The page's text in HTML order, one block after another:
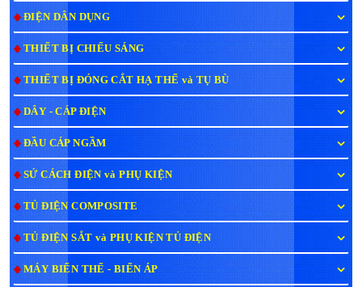
ĐIỆN DÂN DỤNG
THIẾT BỊ CHIẾU SÁNG
THIẾT BỊ ĐÓNG CẮT HẠ THẾ và TỤ BÙ
DÂY - CÁP ĐIỆN
ĐẦU CÁP NGẦM
SỨ CÁCH ĐIỆN và PHỤ KIỆN
TỦ ĐIỆN COMPOSITE
TỦ ĐIỆN SẮT và PHỤ KIỆN TỦ ĐIỆN
MÁY BIẾN THẾ - BIẾN ÁP